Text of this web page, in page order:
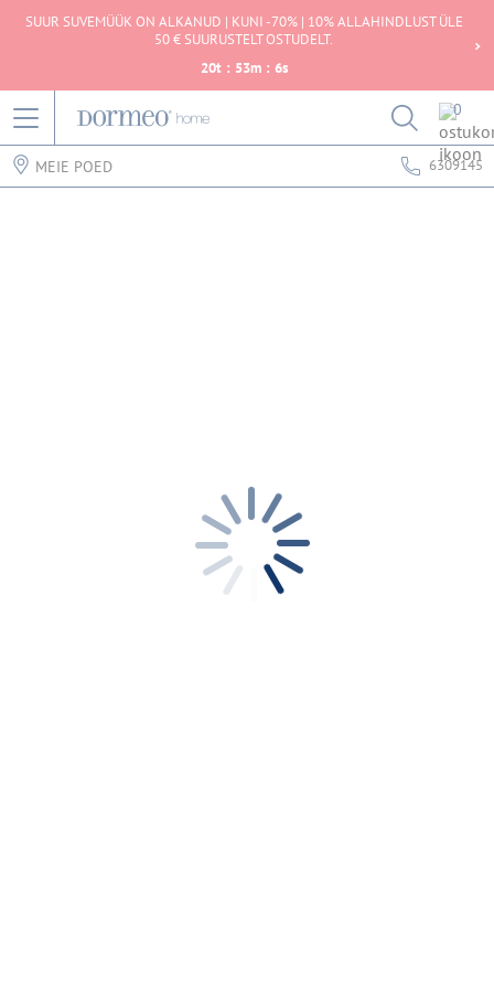
SUUR SUVEMÜÜK ON ALKANUD | KUNI -70% | 10% ALLAHINDLUST ÜLE
50 € SUURUSTELT OSTUDELT.
20t : 53m : 6s
0
MEIE POED 6309145